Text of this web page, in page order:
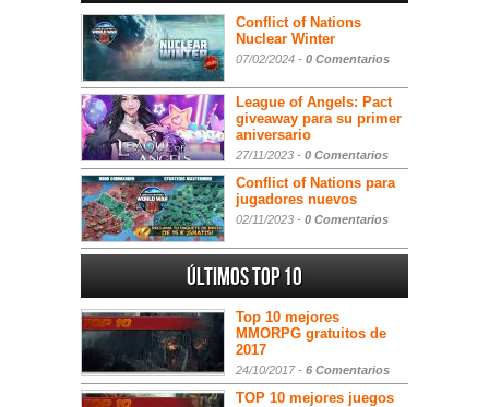
Conflict of Nations
Nuclear Winter
07/02/2024 - 0 Comentarios
League of Angels: Pact
giveaway para su primer
aniversario
27/11/2023 - 0 Comentarios
Conflict of Nations para
jugadores nuevos
02/11/2023 - 0 Comentarios
Últimos Top 10
Top 10 mejores
MMORPG gratuitos de
2017
24/10/2017 - 6 Comentarios
TOP 10 mejores juegos